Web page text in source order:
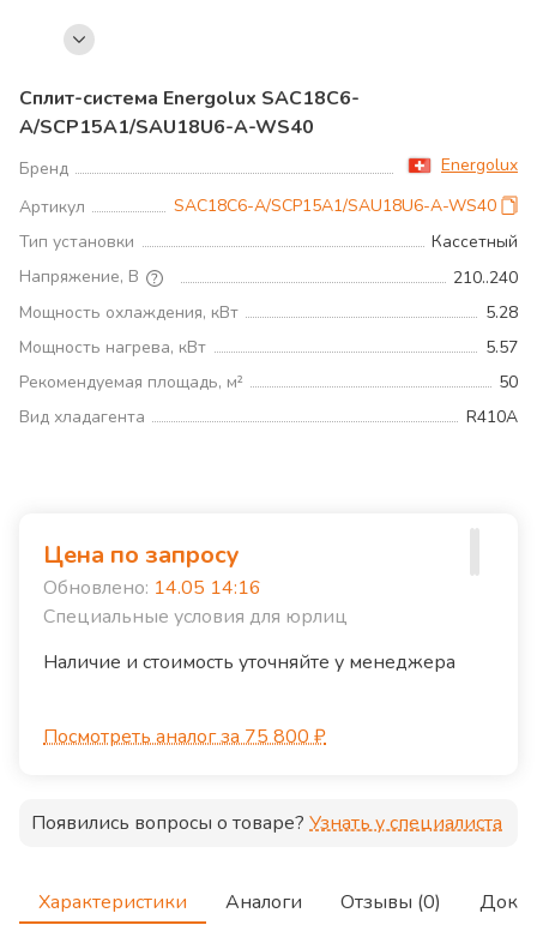
Сплит-система Energolux SAC18C6-
A/SCP15A1/SAU18U6-A-WS40
Бренд
Energolux
Артикул
SAC18C6-A/SCP15A1/SAU18U6-A-WS40
Тип установки
Кассетный
Напряжение, В
210..240
Мощность охлаждения, кВт
5.28
Мощность нагрева, кВт
5.57
Рекомендуемая площадь, м²
50
Вид хладагента
R410A
Цена по запросу
Обновлено: 14.05 14:16
Специальные условия для юрлиц
Наличие и стоимость уточняйте у менеджера
Посмотреть аналог за 75 800 ₽
Появились вопросы о товаре? Узнать у специалиста
Характеристики Аналоги Отзывы (0)